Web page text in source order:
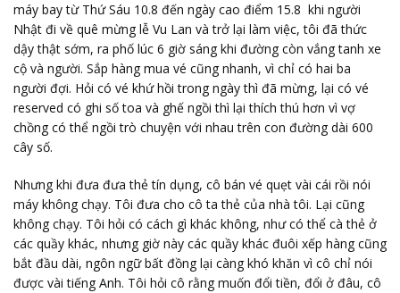
máy bay từ Thứ Sáu 10.8 đến ngày cao điểm 15.8 khi người
Nhật đi về quê mừng lễ Vu Lan và trở lại làm việc, tôi đã thức
dậy thật sớm, ra phố lúc 6 giờ sáng khi đường còn vắng tanh xe
cộ và người. Sắp hàng mua vé cũng nhanh, vì chỉ có hai ba
người đợi. Hỏi có vé khứ hồi trong ngày thì đã mừng, lại có vé
reserved có ghi số toa và ghế ngồi thì lại thích thú hơn vì vợ
chồng có thể ngồi trò chuyện với nhau trên con đường dài 600
cây số.
Nhưng khi đưa đưa thẻ tín dụng, cô bán vé quẹt vài cái rồi nói
máy không chạy. Tôi đưa cho cô ta thẻ của nhà tôi. Lại cũng
không chạy. Tôi hỏi có cách gì khác không, như có thể cà thẻ ở
các quầy khác, nhưng giờ này các quầy khác đuôi xếp hàng cũng
bắt đầu dài, ngôn ngữ bất đồng lại càng khó khăn vì cô chỉ nói
được vài tiếng Anh. Tôi hỏi cô rằng muốn đổi tiền, đổi ở đâu, cô